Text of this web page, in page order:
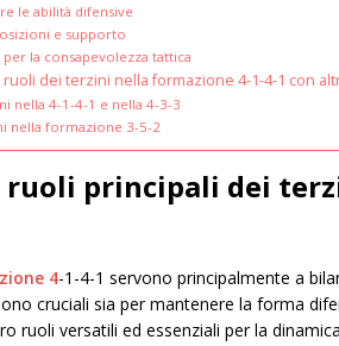
le abilità difensive
e supporto
la consapevolezza tattica
dei terzini nella formazione 4-1-4-1 con
nella 4-1-4-1 e nella 4-3-3
nella formazione 3-5-2
ruoli principali dei
4-1-4-1 servono principalmente a
cruciali sia per mantenere la forma
ruoli versatili ed essenziali per la